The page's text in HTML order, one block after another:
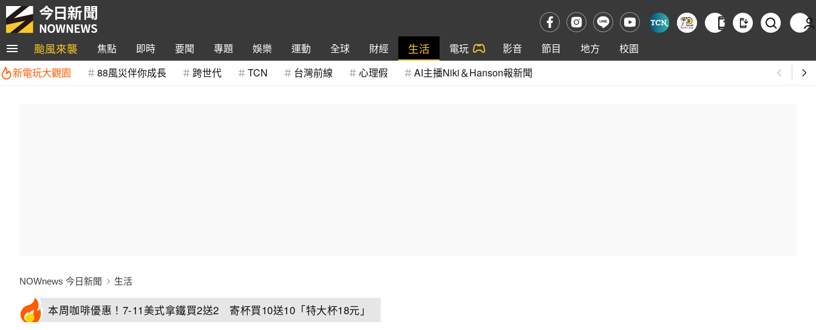
颱風來襲 焦點 即時 要聞 專題 娛樂 運動 全球 財經 生活 電玩 影音 節目 地方
校園
新電玩大觀園
88風災伴你成長 跨世代 TCN 台灣前線 心理假 AI主播Niki＆Hanson報新聞
NOWnews 今日新聞 生活
本周咖啡優惠！7-11美式拿鐵買2送2 寄杯買10送10「特大杯18元」